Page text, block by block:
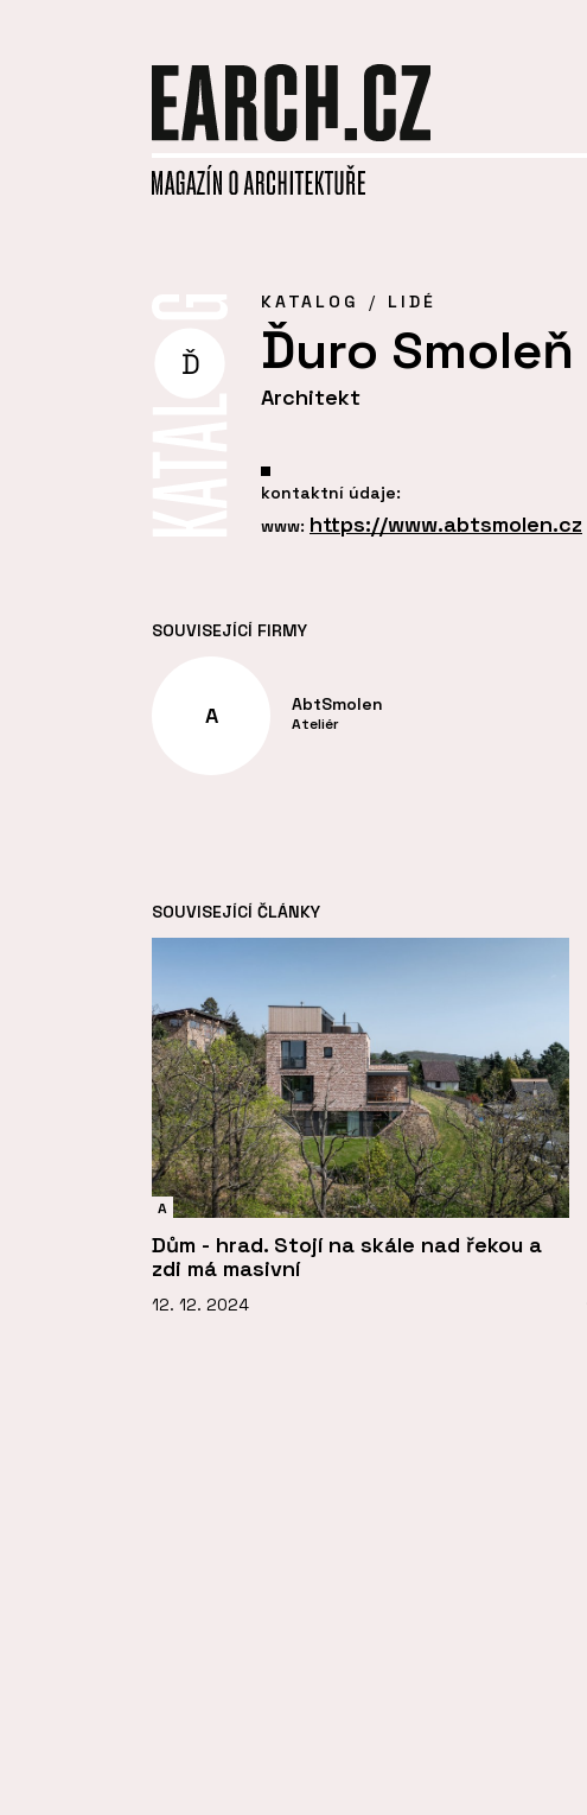
Ď
KATALOG LIDÉ
Ďuro Smoleň
Architekt
kontaktní údaje:
www: https://www.abtsmolen.cz
SOUVISEJÍCÍ FIRMY
A AbtSmolen
Ateliér
SOUVISEJÍCÍ ČLÁNKY
A
Dům - hrad. Stojí na skále nad řekou a
zdi má masivní
12. 12. 2024